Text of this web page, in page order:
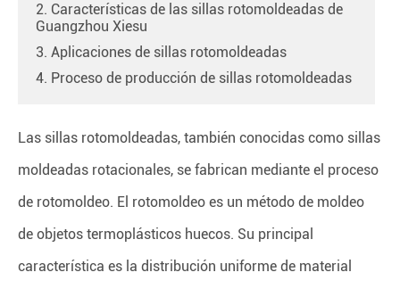
2. Características de las sillas rotomoldeadas de
Guangzhou Xiesu
3. Aplicaciones de sillas rotomoldeadas
4. Proceso de producción de sillas rotomoldeadas
Las sillas rotomoldeadas, también conocidas como sillas
moldeadas rotacionales, se fabrican mediante el proceso
de rotomoldeo. El rotomoldeo es un método de moldeo
de objetos termoplásticos huecos. Su principal
característica es la distribución uniforme de material